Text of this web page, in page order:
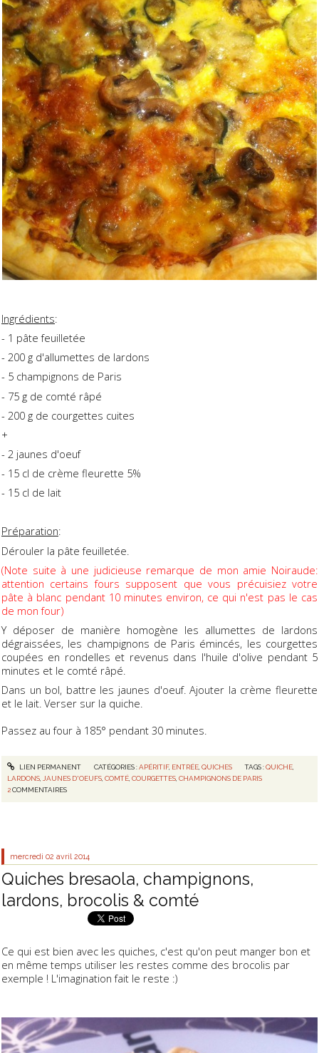
Ingrédients:
- 1 pâte feuilletée
- 200 g d'allumettes de lardons
- 5 champignons de Paris
- 75 g de comté râpé
- 200 g de courgettes cuites
+
- 2 jaunes d'oeuf
- 15 cl de crème fleurette 5%
- 15 cl de lait
Préparation:
Dérouler la pâte feuilletée.
(Note suite à une judicieuse remarque de mon amie Noiraude:
attention certains fours supposent que vous précuisiez votre
pâte à blanc pendant 10 minutes environ, ce qui n'est pas le cas
de mon four)
Y déposer de manière homogène les allumettes de lardons
dégraissées, les champignons de Paris émincés, les courgettes
coupées en rondelles et revenus dans l'huile d'olive pendant 5
minutes et le comté râpé.
Dans un bol, battre les jaunes d'oeuf. Ajouter la crème fleurette
et le lait. Verser sur la quiche.
Passez au four à 185° pendant 30 minutes.
LIEN PERMANENT CATÉGORIES :APÉRITIF, ENTRÉE, QUICHES TAGS :QUICHE,
LARDONS,JAUNES D'OEUFS,COMTÉ,COURGETTES,CHAMPIGNONS DE PARIS
2COMMENTAIRES
mercredi 02 avril 2014
Quiches bresaola, champignons,
lardons, brocolis & comté
Ce qui est bien avec les quiches, c'est qu'on peut manger bon et
en même temps utiliser les restes comme des brocolis par
exemple ! L'imagination fait le reste :)